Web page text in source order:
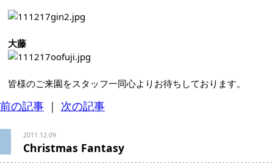
大藤
皆様のご来園をスタッフ一同心よりお待ちしております。
前の記事 ｜ 次の記事
2011.12.09
Christmas Fantasy